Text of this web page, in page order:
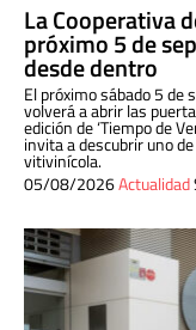
La Cooperativa
próximo 5 de
desde dentro
El próximo sábado 5 de
volverá a abrir las
edición de ‘Tiempo de
invita a descubrir uno
vitivinícola.
05/08/2026Actualidad